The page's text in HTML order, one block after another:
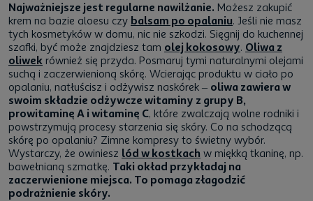
Najważniejsze jest regularne nawilżanie. Możesz zakupić
krem na bazie aloesu czy balsam po opalaniu. Jeśli nie masz
tych kosmetyków w domu, nic nie szkodzi. Sięgnij do kuchennej
szafki, być może znajdziesz tam olej kokosowy. Oliwa z
oliwek również się przyda. Posmaruj tymi naturalnymi olejami
suchą i zaczerwienioną skórę. Wcierając produktu w ciało po
opalaniu, natłuścisz i odżywisz naskórek – oliwa zawiera w
swoim składzie odżywcze witaminy z grupy B,
prowitaminę A i witaminę C, które zwalczają wolne rodniki i
powstrzymują procesy starzenia się skóry. Co na schodzącą
skórę po opalaniu? Zimne kompresy to świetny wybór.
Wystarczy, że owiniesz lód w kostkach w miękką tkaninę, np.
bawełnianą szmatkę. Taki okład przykładaj na
zaczerwienione miejsca. To pomaga złagodzić
podrażnienie skóry.